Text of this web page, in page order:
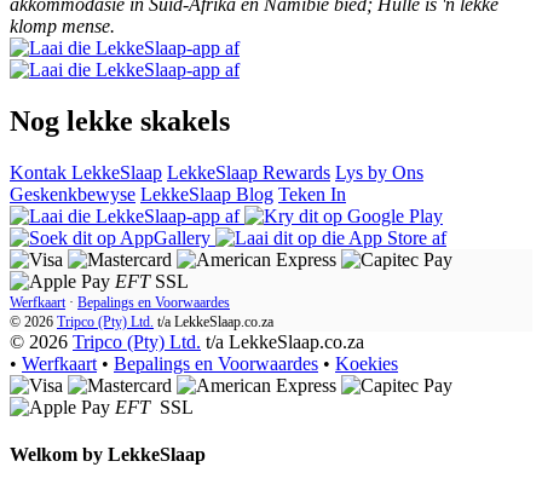
akkommodasie in Suid-Afrika en Namibië bied; Hulle is 'n lekke
klomp mense.
Nog lekke skakels
Kontak LekkeSlaap LekkeSlaap Rewards Lys by Ons
Geskenkbewyse LekkeSlaap Blog Teken In
EFT SSL
Werfkaart · Bepalings en Voorwaardes
© 2026 Tripco (Pty) Ltd. t/a LekkeSlaap.co.za
© 2026 Tripco (Pty) Ltd. t/a LekkeSlaap.co.za
• Werfkaart • Bepalings en Voorwaardes • Koekies
EFT SSL
Welkom by LekkeSlaap